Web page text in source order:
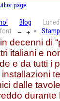
page
Blog
decenni di
italiani e
e da tutti i
dalle
durante